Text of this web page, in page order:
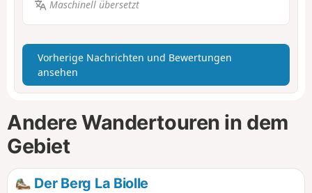
Maschinell übersetzt
Vorherige Nachrichten und Bewertungen
ansehen
Andere Wandertouren in dem
Gebiet
Der Berg La Biolle